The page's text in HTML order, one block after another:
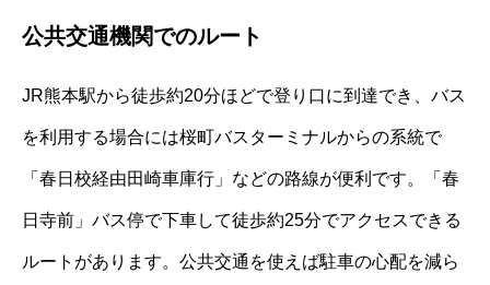
公共交通機関でのルート
JR熊本駅から徒歩約20分ほどで登り口に到達でき、バス
を利用する場合には桜町バスターミナルからの系統で
「春日校経由田崎車庫行」などの路線が便利です。「春
日寺前」バス停で下車して徒歩約25分でアクセスできる
ルートがあります。公共交通を使えば駐車の心配を減ら